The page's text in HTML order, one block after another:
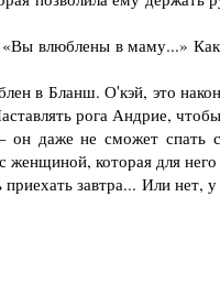
влюблены в маму...»
в Бланш. О'кэй, это
рога Андрие,
даже не сможет спать
которая для него
завтра... Или нет,